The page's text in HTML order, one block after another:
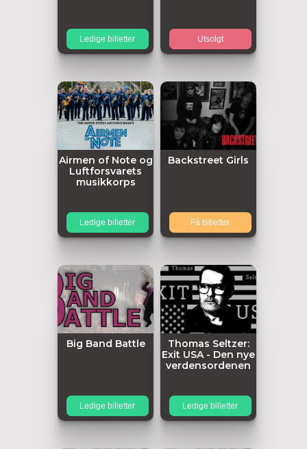
Ledige billetter Utsolgt
Airmen of Note og
Luftforsvarets
musikkorps
Ledige billetter
Backstreet Girls
Få billetter
Big Band Battle
Ledige billetter
Thomas Seltzer:
Exit USA - Den nye
verdensordenen
Ledige billetter